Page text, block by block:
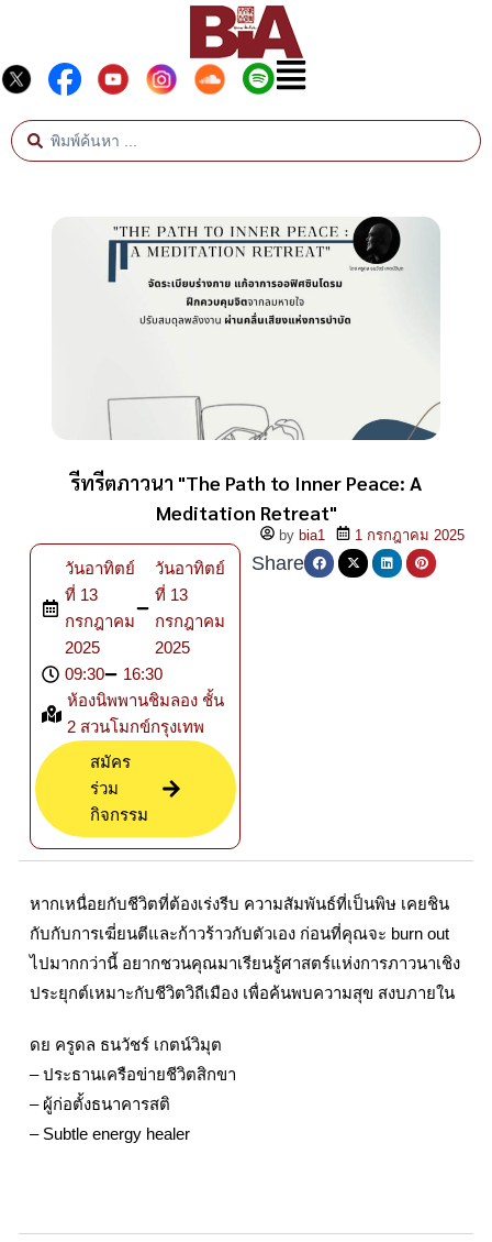
รีทรีตภาวนา "The Path to Inner Peace: A
Meditation Retreat"
วันอาทิตย์
ที่ 13
กรกฎาคม
2025
วันอาทิตย์
ที่ 13
กรกฎาคม
2025
09:30
16:30
ห้องนิพพานชิมลอง ชั้น
2 สวนโมกข์กรุงเทพ
สมัคร
ร่วม
กิจกรรม
by bia1 1 กรกฎาคม 2025
Share
หากเหนื่อยกับชีวิตที่ต้องเร่งรีบ ความสัมพันธ์ที่เป็นพิษ เคยชิน
กับกับการเฆี่ยนตีและก้าวร้าวกับตัวเอง ก่อนที่คุณจะ burn out
ไปมากกว่านี้ อยากชวนคุณมาเรียนรู้ศาสตร์แห่งการภาวนาเชิง
ประยุกต์เหมาะกับชีวิตวิถีเมือง เพื่อค้นพบความสุข สงบภายใน
ดย ครูดล ธนวัชร์ เกตน์วิมุต
– ประธานเครือข่ายชีวิตสิกขา
– ผู้ก่อตั้งธนาคารสติ
– Subtle energy healer